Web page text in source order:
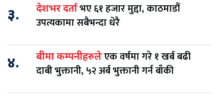
३. देशभर दर्ताभए ६१ हजार मुद्दा, काठमाडौं
उपत्यकामा सबैभन्दा धेरै
४. बीमा कम्पनीहरुलेएक वर्षमा गरे १ खर्ब बढी
दाबी भुक्तानी, ५२ अर्ब भुक्तानी गर्न बाँकी